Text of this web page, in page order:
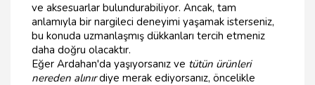
ve aksesuarlar bulundurabiliyor. Ancak, tam
anlamıyla bir nargileci deneyimi yaşamak isterseniz,
bu konuda uzmanlaşmış dükkanları tercih etmeniz
daha doğru olacaktır.
Eğer Ardahan'da yaşıyorsanız ve tütün ürünleri
nereden alınırdiye merak ediyorsanız, öncelikle